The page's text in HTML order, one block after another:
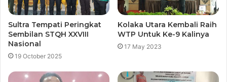
Sultra Tempati Peringkat
Sembilan STQH XXVIII
Nasional
19 October 2025
Kolaka Utara Kembali Raih
WTP Untuk Ke-9 Kalinya
17 May 2023